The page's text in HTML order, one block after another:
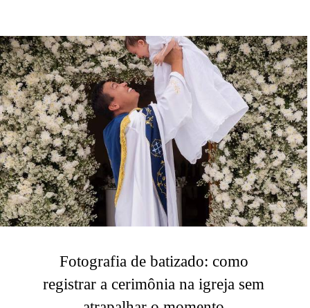
Fotografia de batizado: como
registrar a cerimônia na igreja sem